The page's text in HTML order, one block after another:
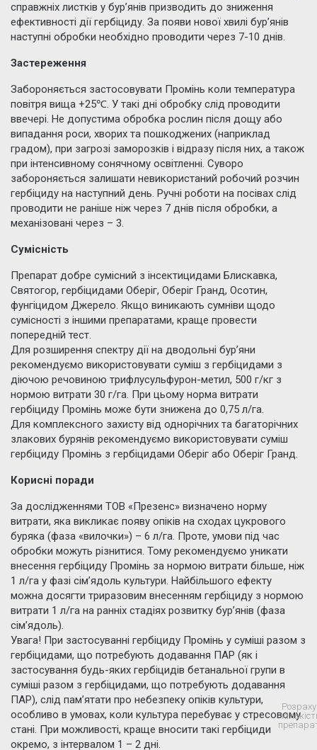
справжніх листків у бур’янів призводить до зниження
ефективності дії гербіциду. За появи нової хвилі бур’янів
наступні обробки необхідно проводити через 7-10 днів.
Застереження
Забороняється застосовувати Промінь коли температура
повітря вища +25℃. У такі дні обробку слід проводити
ввечері. Не допустима обробка рослин після дощу або
випадання роси, хворих та пошкоджених (наприклад
градом), при загрозі заморозків і відразу після них, а також
при інтенсивному сонячному освітленні. Суворо
забороняється залишати невикористаний робочий розчин
гербіциду на наступний день. Ручні роботи на посівах слід
проводити не раніше ніж через 7 днів після обробки, а
механізовані через – 3.
Сумісність
Препарат добре сумісний з інсектицидами Блискавка,
Святогор, гербіцидами Оберіг, Оберіг Гранд, Осотин,
фунгіцидом Джерело. Якщо виникають сумніви щодо
сумісності з іншими препаратами, краще провести
попередній тест.
Для розширення спектру дії на дводольні бур’яни
рекомендуємо використовувати суміш з гербіцидами з
діючою речовиною трифлусульфурон-метил, 500 г/кг з
нормою витрати 30 г/га. При цьому норма витрати
гербіциду Промінь може бути знижена до 0,75 л/га.
Для комплексного захисту від однорічних та багаторічних
злакових бурянів рекомендуємо використовувати суміш
гербіциду Промінь з гербіцидами Оберіг або Оберіг Гранд.
Корисні поради
За дослідженнями ТОВ «Презенс» визначено норму
витрати, яка викликає появу опіків на сходах цукрового
буряка (фаза «вилочки») – 6 л/га. Проте, умови під час
обробки можуть різнитися. Тому рекомендуємо уникати
внесення гербіциду Промінь за нормою витрати більше, ніж
1 л/га у фазі сім’ядоль культури. Найбільшого ефекту
можна досягти триразовим внесенням гербіциду з нормою
витрати 1 л/га на ранніх стадіях розвитку бур’янів (фаза
сім’ядоль).
Увага! При застосуванні гербіциду Промінь у суміші разом з
гербіцидами, що потребують додавання ПАР (як і
застосування будь-яких гербіцидів бетанальної групи в
суміші разом з гербіцидами, що потребують додавання
ПАР), слід пам’ятати про небезпеку опіків культури,
особливо в умовах, коли культура перебуває у стресовому
стані. При можливості, краще вносити такі гербіциди
окремо, з інтервалом 1 – 2 дні.